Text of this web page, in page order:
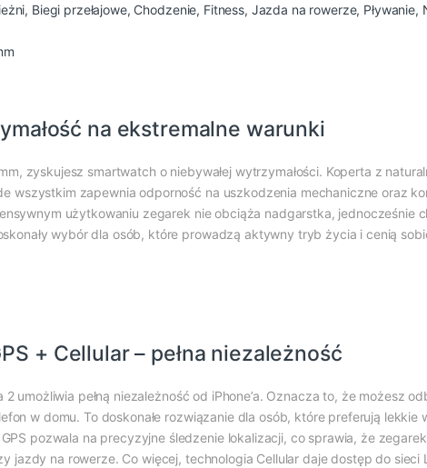
Biegi przełajowe, Chodzenie, Fitness, Jazda na rowerze, Pływanie,
na ekstremalne warunki
zyskujesz smartwatch o niebywałej wytrzymałości. Koperta z
wszystkim zapewnia odporność na uszkodzenia mechaniczne oraz
użytkowaniu zegarek nie obciąża nadgarstka, jednocześnie
wybór dla osób, które prowadzą aktywny tryb życia i cenią
+ Cellular – pełna niezależność
umożliwia pełną niezależność od iPhone’a. Oznacza to, że możesz
w domu. To doskonałe rozwiązanie dla osób, które preferują lekkie
pozwala na precyzyjne śledzenie lokalizacji, co sprawia, że
na rowerze. Co więcej, technologia Cellular daje dostęp do sieci